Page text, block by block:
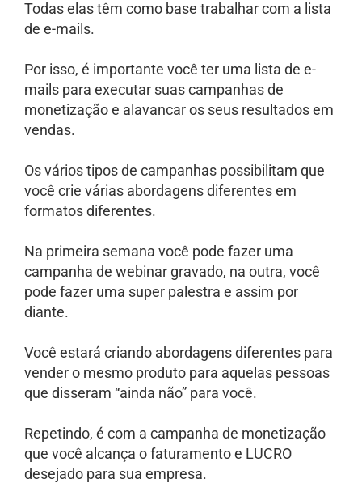
Todas elas têm como base trabalhar com a lista
de e-mails.
Por isso, é importante você ter uma lista de e-
mails para executar suas campanhas de
monetização e alavancar os seus resultados em
vendas.
Os vários tipos de campanhas possibilitam que
você crie várias abordagens diferentes em
formatos diferentes.
Na primeira semana você pode fazer uma
campanha de webinar gravado, na outra, você
pode fazer uma super palestra e assim por
diante.
Você estará criando abordagens diferentes para
vender o mesmo produto para aquelas pessoas
que disseram “ainda não” para você.
Repetindo, é com a campanha de monetização
que você alcança o faturamento e LUCRO
desejado para sua empresa.